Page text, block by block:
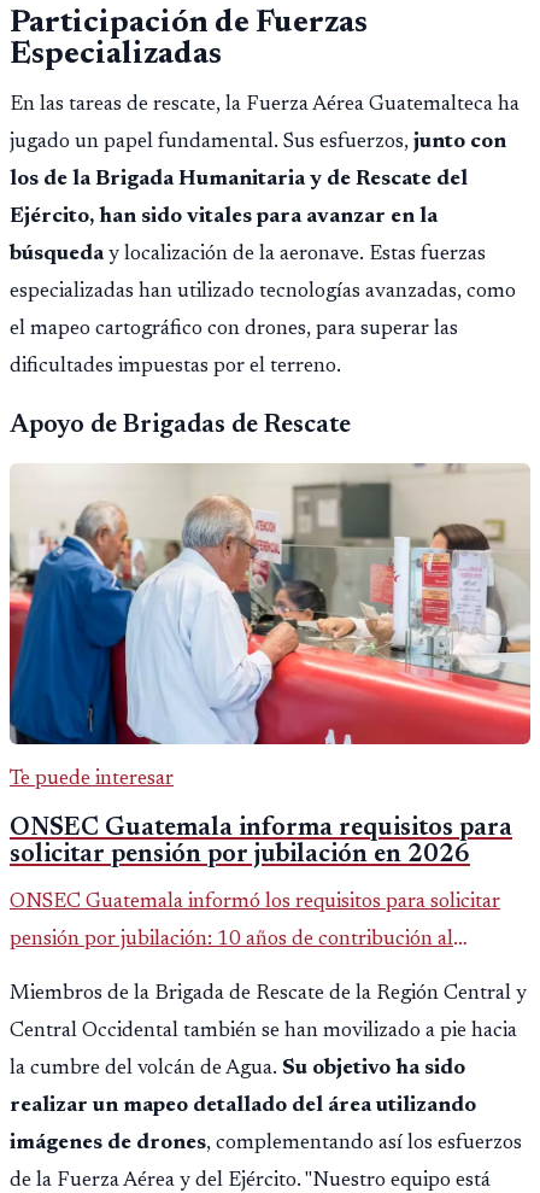
Participación de Fuerzas
Especializadas
En las tareas de rescate, la Fuerza Aérea Guatemalteca ha
jugado un papel fundamental. Sus esfuerzos, junto con
los de la Brigada Humanitaria y de Rescate del
Ejército, han sido vitales para avanzar en la
búsqueday localización de la aeronave. Estas fuerzas
especializadas han utilizado tecnologías avanzadas, como
el mapeo cartográfico con drones, para superar las
dificultades impuestas por el terreno.
Apoyo de Brigadas de Rescate
Te puede interesar
ONSEC Guatemala informa requisitos para
solicitar pensión por jubilación en 2026
ONSEC Guatemala informó los requisitos para solicitar
pensión por jubilación: 10 años de contribución al
Miembros de la Brigada de Rescate de la Región Central y
Central Occidental también se han movilizado a pie hacia
la cumbre del volcán de Agua. Su objetivo ha sido
realizar un mapeo detallado del área utilizando
imágenes de drones, complementando así los esfuerzos
de la Fuerza Aérea y del Ejército. "Nuestro equipo está